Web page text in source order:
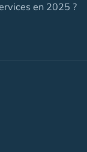
en 2025 ?